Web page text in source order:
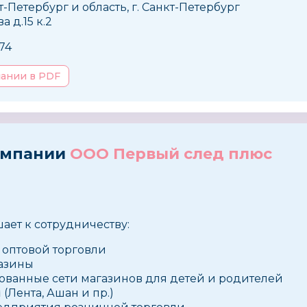
Петербург и область, г. Санкт-Петербург
д.15 к.2
в PDF
ООО Первый след плюс
к сотрудничеству:
торговли
сети магазинов для детей и родителей
(Лента, Ашан и пр.)